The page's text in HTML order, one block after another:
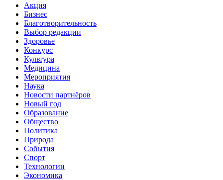
Акция
Бизнес
Благотворительность
Выбор редакции
Здоровье
Конкурс
Культура
Медицина
Мероприятия
Наука
Новости партнёров
Новый год
Образование
Общество
Политика
Природа
События
Спорт
Технологии
Экономика